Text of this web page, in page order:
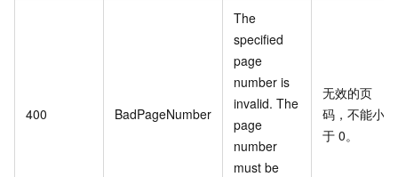
400 BadPageNumber
The
specified
page
number is
invalid. The
page
number
must be
无效的页
码，不能小
于 0。